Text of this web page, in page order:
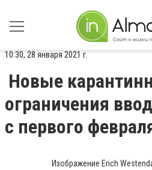
10:30, 28 января 2021 г.
Новые
ограничения
с первого
Изображение Erich